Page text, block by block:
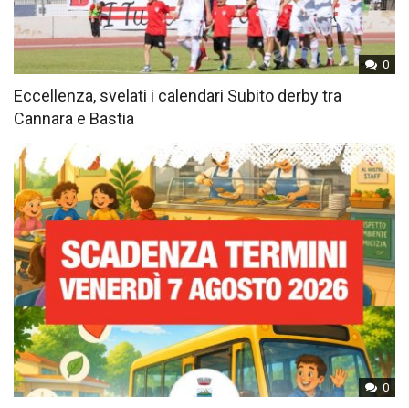
0
Eccellenza, svelati i calendari Subito derby tra
Cannara e Bastia
0